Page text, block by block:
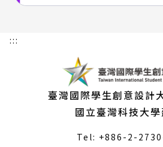
:::
臺灣國際學生創意設計
國立臺灣科技大
Tel: +886-2-